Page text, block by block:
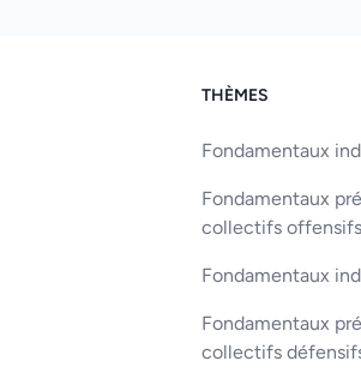
THÈMES
Fondamentaux
Fondamentaux
collectifs offensifs
Fondamentaux
Fondamentaux
collectifs